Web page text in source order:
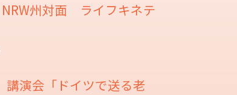
NRW州対面 ライフキネテ
講演会「ドイツで送る老